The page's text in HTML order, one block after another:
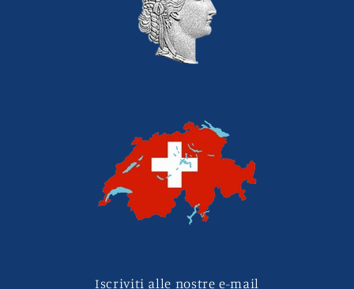
Iscriviti alle nostre e-mail